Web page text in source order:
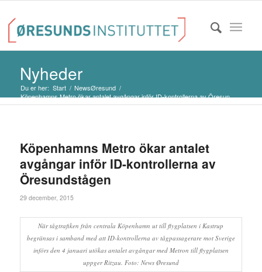
Nyheder
Du er her: Start / NewsØresund /
Köpenhamns Metro ökar antalet avgångar inför ID-kontrollerna av Öresun...
Köpenhamns Metro ökar antalet
avgångar inför ID-kontrollerna av
Öresundstågen
29 december, 2015
När tågtrafiken från centrala Köpenhamn ut till flygplatsen i Kastrup
begränsas i samband med att ID-kontrollerna av tågpassagerare mot Sverige
införs den 4 januari utökas antalet avgångar med Metron till flygplatsen
uppger Ritzau. Foto: News Øresund